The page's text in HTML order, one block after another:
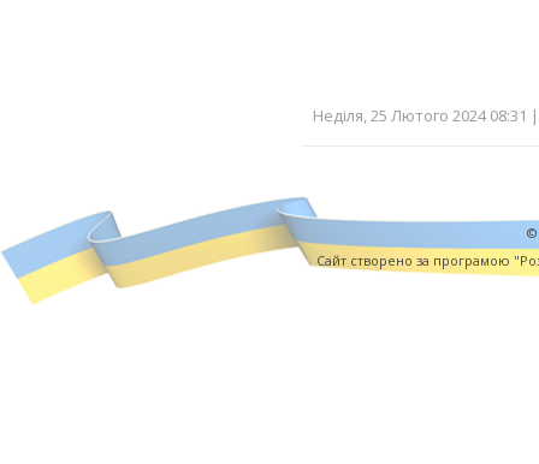
Неділя, 25 Лютого 2024 08:31
©
Cайт створено за програмою